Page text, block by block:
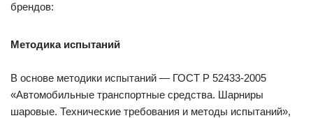
брендов:
Методика испытаний
В основе методики испытаний — ГОСТ Р 52433-2005
«Автомобильные транспортные средства. Шарниры
шаровые. Технические требования и методы испытаний»,